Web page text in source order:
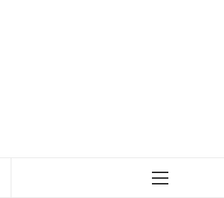
Primair